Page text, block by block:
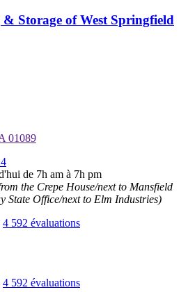
Storage of West Springfield
01089
de 7h am à 7h pm
the Crepe House/next to Mansfield
State Office/next to Elm Industries)
4 592 évaluations
4 592 évaluations